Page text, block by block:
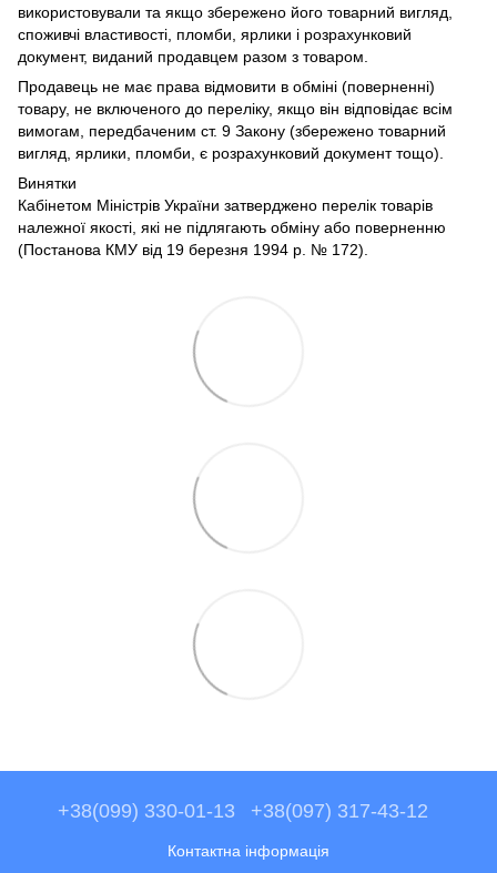
використовували та якщо збережено його товарний вигляд,
споживчі властивості, пломби, ярлики і розрахунковий
документ, виданий продавцем разом з товаром.
Продавець не має права відмовити в обміні (поверненні)
товару, не включеного до переліку, якщо він відповідає всім
вимогам, передбаченим ст. 9 Закону (збережено товарний
вигляд, ярлики, пломби, є розрахунковий документ тощо).
Винятки
Кабінетом Міністрів України затверджено перелік товарів
належної якості, які не підлягають обміну або поверненню
(Постанова КМУ від 19 березня 1994 р. № 172).
+38(099) 330-01-13 +38(097) 317-43-12
Контактна інформація